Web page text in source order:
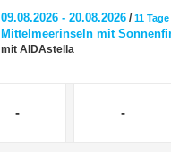
09.08.2026 - 20.08.2026 /11 Tage
Mittelmeerinseln mit
mit AIDAstella
- -